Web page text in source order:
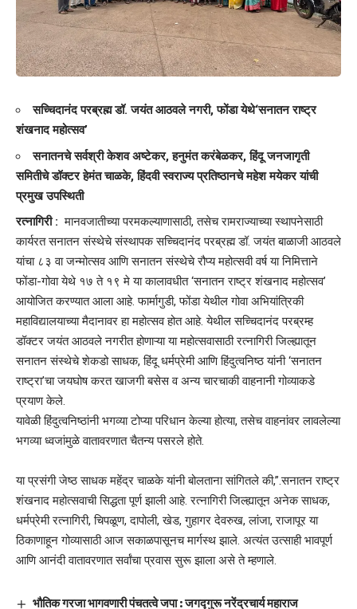
सच्चिदानंद परब्रह्म डॉ. जयंत आठवले नगरी, फोंडा येथे‘सनातन राष्ट्र
शंखनाद महोत्सव’
सनातनचे सर्वश्री केशव अष्टेकर, हनुमंत करंबेळकर, हिंदू जनजागृती
समितीचे डॉक्टर हेमंत चाळके, हिंदवी स्वराज्य प्रतिष्ठानचे महेश मयेकर यांची
प्रमुख उपस्थिती
रत्नागिरी : मानवजातीच्या परमकल्याणासाठी, तसेच रामराज्याच्या स्थापनेसाठी
कार्यरत सनातन संस्थेचे संस्थापक सच्चिदानंद परब्रह्म डॉ. जयंत बाळाजी आठवले
यांचा ८३ वा जन्मोत्सव आणि सनातन संस्थेचे रौप्य महोत्सवी वर्ष या निमित्ताने
फोंडा-गोवा येथे १७ ते १९ मे या कालावधीत ‘सनातन राष्ट्र शंखनाद महोत्सव’
आयोजित करण्यात आला आहे. फार्मागुडी, फोंडा येथील गोवा अभियांत्रिकी
महाविद्यालयाच्या मैदानावर हा महोत्सव होत आहे. येथील सच्चिदानंद परब्रम्ह
डॉक्टर जयंत आठवले नगरीत होणाऱ्या या महोत्सवासाठी रत्नागिरी जिल्ह्यातून
सनातन संस्थेचे शेकडो साधक, हिंदू धर्मप्रेमी आणि हिंदुत्वनिष्ठ यांनी ‘सनातन
राष्ट्रा’चा जयघोष करत खाजगी बसेस व अन्य चारचाकी वाहनानी गोव्याकडे
प्रयाण केले.
यावेळी हिंदुत्वनिष्ठांनी भगव्या टोप्या परिधान केल्या होत्या, तसेच वाहनांवर लावलेल्या
भगव्या ध्वजांमुळे वातावरणात चैतन्य पसरले होते.
या प्रसंगी जेष्ठ साधक महेंद्र चाळके यांनी बोलताना सांगितले की,”.सनातन राष्ट्र
शंखनाद महोत्सवाची सिद्धता पूर्ण झाली आहे. रत्नागिरी जिल्ह्यातून अनेक साधक,
धर्मप्रेमी रत्नागिरी, चिपळूण, दापोली, खेड, गुहागर देवरुख, लांजा, राजापूर या
ठिकाणाहून गोव्यासाठी आज सकाळपासूनच मार्गस्थ झाले. अत्यंत उत्साही भावपूर्ण
आणि आनंदी वातावरणात सर्वांचा प्रवास सुरू झाला असे ते म्हणाले.
भौतिक गरजा भागवणारी पंचतत्वे जपा : जगद्गुरू नरेंद्रचार्य महाराज